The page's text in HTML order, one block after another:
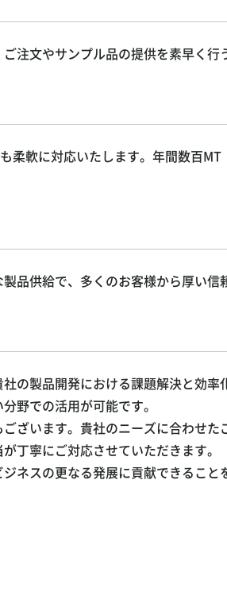
注文やサンプル品の提供を素早く行
柔軟に対応いたします。年間数百
品供給で、多くのお客様から厚い信
の製品開発における課題解決と効
野での活用が可能です。
ざいます。貴社のニーズに合わせ
丁寧にご対応させていただきます。
ネスの更なる発展に貢献できること